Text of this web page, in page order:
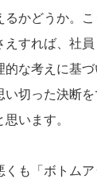
かどうか。
すれば、社
な考えに基
切った決断
います。
も「ボトム